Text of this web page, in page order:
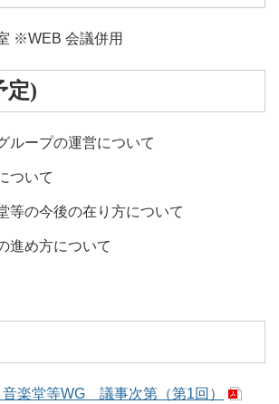
※WEB 会議併用
定)
ループの運営について
ついて
等の今後の在り方について
進め方について
音楽堂等WG 議事次第（第1回）